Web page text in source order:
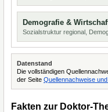
Demografie &
Sozialstruktur regional,
Datenstand
Die vollständigen
der Seite Quellennachweise
Fakten zur Doktor-